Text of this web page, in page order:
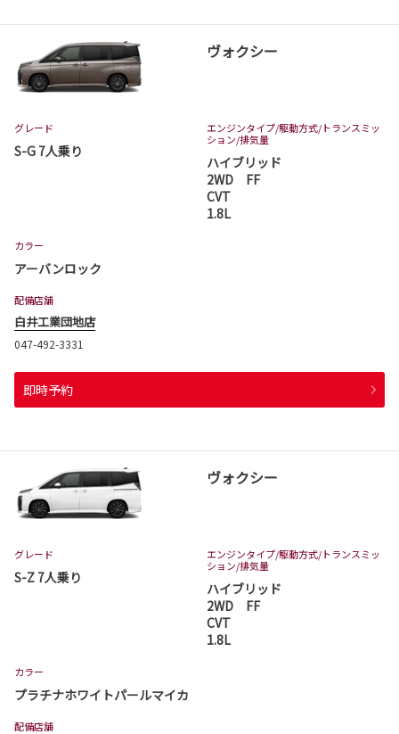
ヴォクシー
グレード
S-G 7人乗り
エンジンタイプ/駆動方式/トランスミッ
ション/排気量
ハイブリッド
2WD FF
CVT
1.8L
カラー
アーバンロック
配備店舗
白井工業団地店
047-492-3331
即時予約
ヴォクシー
グレード
S-Z 7人乗り
エンジンタイプ/駆動方式/トランスミッ
ション/排気量
ハイブリッド
2WD FF
CVT
1.8L
カラー
プラチナホワイトパールマイカ
配備店舗